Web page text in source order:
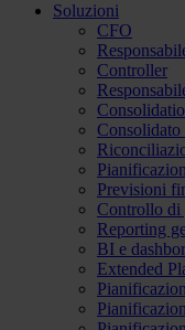
Soluzioni
CFO
Controller
Previsioni
Controllo di
Reporting
BI e
Extended